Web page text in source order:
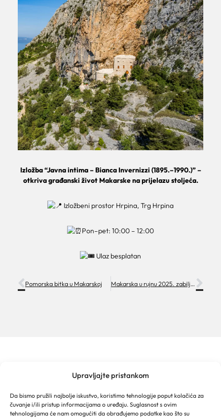
Upravljajte pristankom
Da bismo pružili najbolje iskustvo, koristimo tehnologije poput kolačića za
čuvanje i/ili pristup informacijama o uređaju. Suglasnost s ovim
tehnologijama će nam omogućiti da obrađujemo podatke kao što su
Izložba “Javna intima – Bianca Invernizzi (1895.–1990.)” –
otkriva građanski život Makarske na prijelazu stoljeća.
Izložbeni prostor Hrpina, Trg Hrpina
Pon–pet: 10:00 – 12:00
Ulaz besplatan
Pomorska bitka u Makarskoj Makarska u rujnu 2025. zabilježila gotovo 50 tisuća turista i rast turističkog prometa
Franjevački put 2a
Obala kralja Tomislava 16
21 300 Makarska